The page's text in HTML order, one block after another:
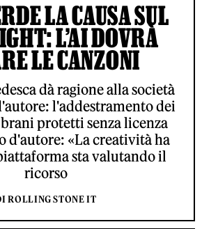
LA CAUSA SUL
L’AI DOVRÀ
LE CANZONI
dà ragione alla società
l'addestramento dei
protetti senza licenza
d'autore: «La creatività ha
sta valutando il
ricorso
ROLLING STONE IT